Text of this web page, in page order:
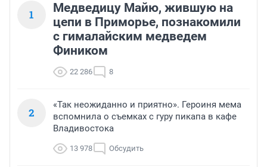
1
Медведицу Майю, жившую на
цепи в Приморье, познакомили
с гималайским медведем
Фиником
22 286 8
2
«Так неожиданно и приятно». Героиня мема
вспомнила о съемках с гуру пикапа в кафе
Владивостока
13 978 Обсудить